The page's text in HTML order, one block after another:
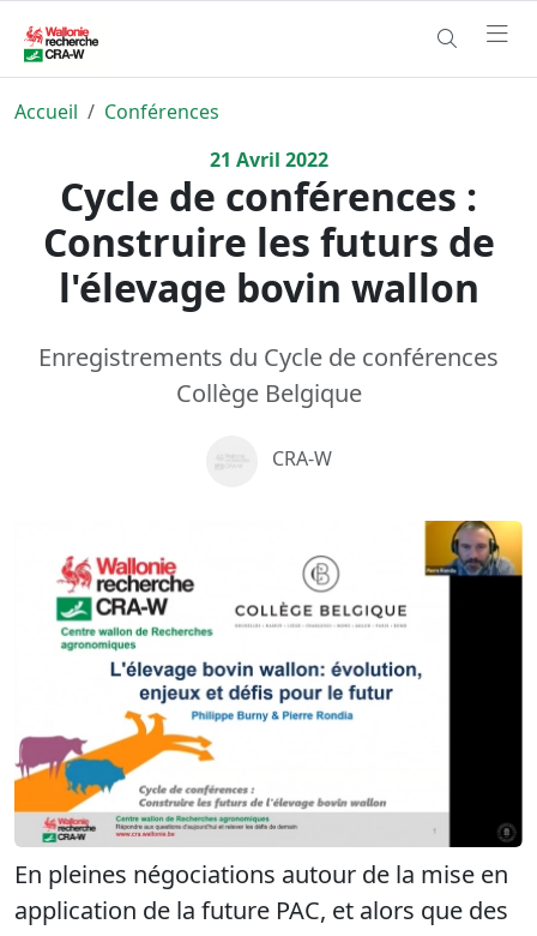
Accueil
Conférences
21 Avril 2022
Cycle de conférences :
Construire les futurs de
l'élevage bovin wallon
Enregistrements du Cycle de conférences
Collège Belgique
CRA-W
En pleines négociations autour de la mise en
application de la future PAC, et alors que des